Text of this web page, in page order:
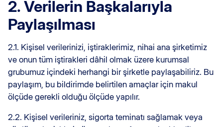
2. Verilerin Başkalarıyla
Paylaşılması
2.1. Kişisel verilerinizi, iştiraklerimiz, nihai ana şirketimiz
ve onun tüm iştirakleri dâhil olmak üzere kurumsal
grubumuz içindeki herhangi bir şirketle paylaşabiliriz. Bu
paylaşım, bu bildirimde belirtilen amaçlar için makul
ölçüde gerekli olduğu ölçüde yapılır.
2.2. Kişisel verileriniz, sigorta teminatı sağlamak veya